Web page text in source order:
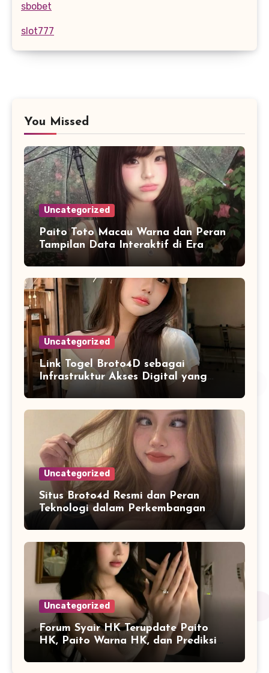
sbobet
slot777
You Missed
Uncategorized
Paito Toto Macau Warna dan Peran
Tampilan Data Interaktif di Era
Informasi Digital Modern
Uncategorized
Link Togel Broto4D sebagai
Infrastruktur Akses Digital yang
Lebih Stabil dan Cepat
Uncategorized
Situs Broto4d Resmi dan Peran
Teknologi dalam Perkembangan
Platform Online
Uncategorized
Forum Syair HK Terupdate Paito
HK, Paito Warna HK, dan Prediksi
Harian